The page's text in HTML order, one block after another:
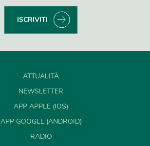
ISCRIVITI
ATTUALITÀ
NEWSLETTER
APP APPLE (IOS)
APP GOOGLE (ANDROID)
RADIO